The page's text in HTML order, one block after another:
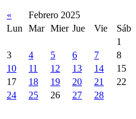
« Febrero 2025
Lun
Mar Mier Jue Vie Sáb
1
3
4 5 6 7 8
10
11 12 13 14 15
17
18 19 20 21 22
24
25 26 27 28